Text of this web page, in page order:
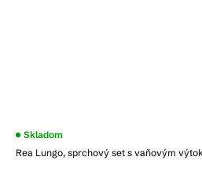
Rea Lungo, sprchový set s vaňovým
Skladom